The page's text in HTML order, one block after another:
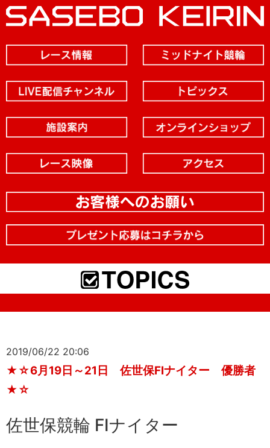
2019/06/22 20:06
★☆6月19日～21日 佐世保FⅠナイター 優勝者
★☆
佐世保競輪 FⅠナイター